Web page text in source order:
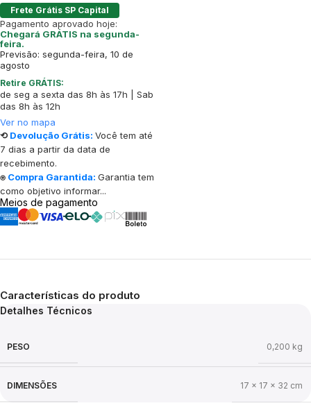
Frete Grátis SP Capital
Pagamento aprovado hoje:
Chegará GRÁTIS na segunda-
feira.
Previsão: segunda-feira, 10 de
agosto
Retire GRÁTIS:
de seg a sexta das 8h às 17h | Sab
das 8h às 12h
Ver no mapa
⟲ Devolução Grátis: Você tem até
7 dias a partir da data de
recebimento.
⍟ Compra Garantida: Garantia tem
como objetivo informar...
Meios de pagamento
Características do produto
Detalhes Técnicos
PESO 0,200 kg
DIMENSÕES 17 × 17 × 32 cm